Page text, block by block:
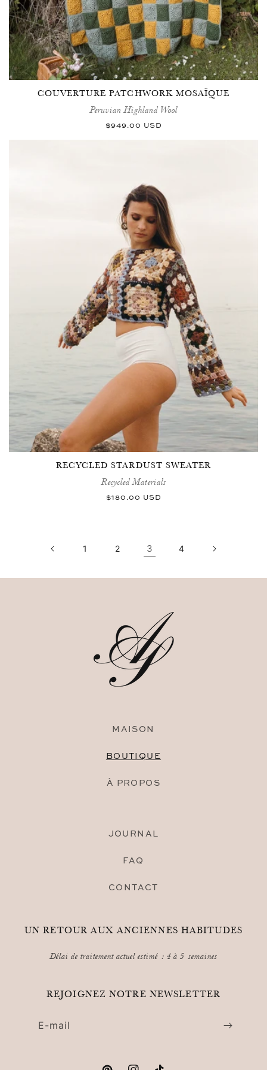
COUVERTURE PATCHWORK MOSAÏQUE
Peruvian Highland Wool
Prix
$949.00 USD
RECYCLED STARDUST SWEATER
Recycled Materials
Prix
$180.00 USD
1 2 3 4
MAISON
BOUTIQUE
À PROPOS
JOURNAL
FAQ
CONTACT
UN RETOUR AUX ANCIENNES HABITUDES
Délai de traitement actuel estimé : 4 à 5 semaines
REJOIGNEZ NOTRE NEWSLETTER
E-mail